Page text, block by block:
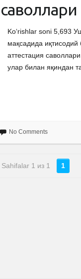
Ko‘rishlar soni 5,693
мақсадида
аттестация
улар билан яқиндан
No Comments
Sahifalar 1 из 1 1